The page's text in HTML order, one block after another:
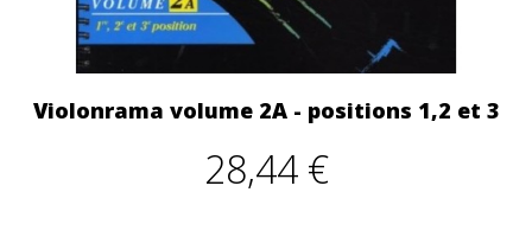
Violonrama volume 2A - positions 1,2 et 3
28,44 €